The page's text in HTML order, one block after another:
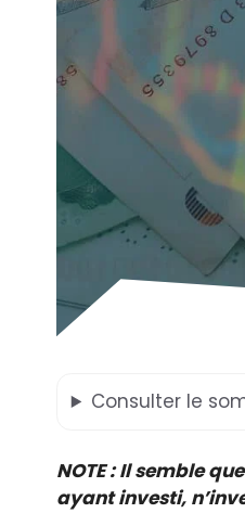
Consulter le
NOTE : Il semble
ayant investi,